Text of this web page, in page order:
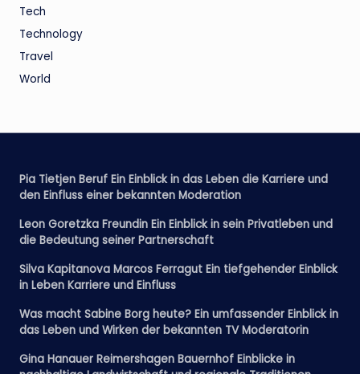
Tech
Technology
Travel
World
Pia Tietjen Beruf Ein Einblick in das Leben die Karriere und
den Einfluss einer bekannten Moderation
Leon Goretzka Freundin Ein Einblick in sein Privatleben und
die Bedeutung seiner Partnerschaft
Silva Kapitanova Marcos Ferragut Ein tiefgehender Einblick
in Leben Karriere und Einfluss
Was macht Sabine Borg heute? Ein umfassender Einblick in
das Leben und Wirken der bekannten TV Moderatorin
Gina Hanauer Reimershagen Bauernhof Einblicke in